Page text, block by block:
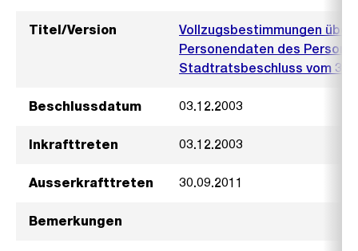
Titel/Version
Vollzugsbestimmungen
Personendaten des
Stadtratsbeschluss vom 3.
Beschlussdatum 03.12.2003
Inkrafttreten 03.12.2003
Ausserkrafttreten 30.09.2011
Bemerkungen